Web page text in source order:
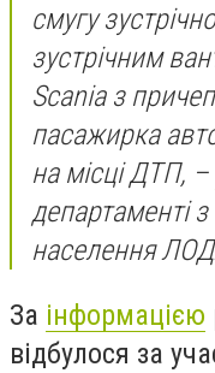
смугу
зустрічним
Scania з
пасажирка
на місці ДТП, –
департаменті
населення
За інформацією
відбулося за